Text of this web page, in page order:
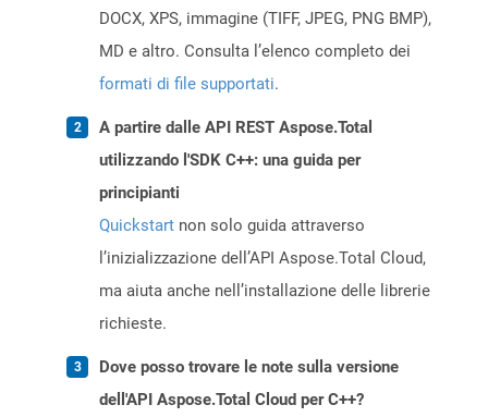
DOCX, XPS, immagine (TIFF, JPEG, PNG BMP),
MD e altro. Consulta l’elenco completo dei
formati di file supportati.
A partire dalle API REST Aspose.Total
utilizzando l'SDK C++: una guida per
principianti
Quickstart non solo guida attraverso
l’inizializzazione dell’API Aspose.Total Cloud,
ma aiuta anche nell’installazione delle librerie
richieste.
Dove posso trovare le note sulla versione
dell'API Aspose.Total Cloud per C++?